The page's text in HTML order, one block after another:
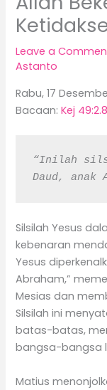
Leave a
Astanto
Rabu, 17
Bacaan:Kej
“Inilah
Daud, anak
Silsilah Yesus
kebenaran
Yesus
Abraham,”
Mesias dan
Silsilah ini
batas-batas,
bangsa-bangsa
Matius